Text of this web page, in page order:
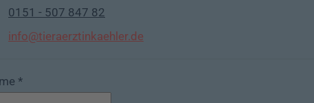
0151 - 507 847 82
info@tieraerztinkaehler.de
*